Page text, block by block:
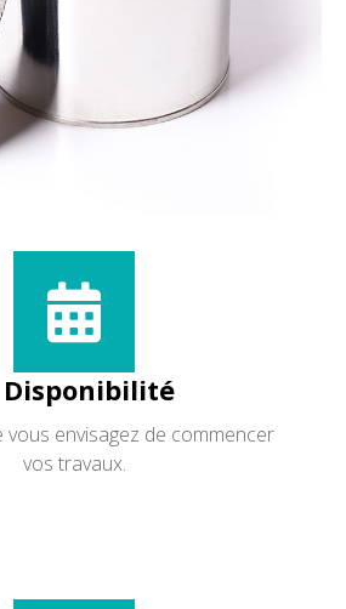
Disponibilité
vous envisagez de commencer
vos travaux.